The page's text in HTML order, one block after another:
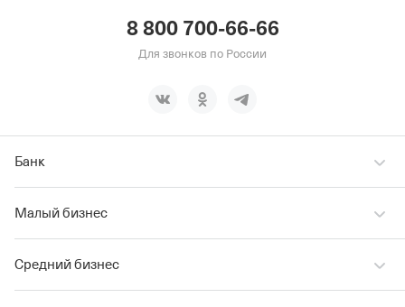
8 800 700-66-66
Для звонков по России
Банк
Малый бизнес
Средний бизнес